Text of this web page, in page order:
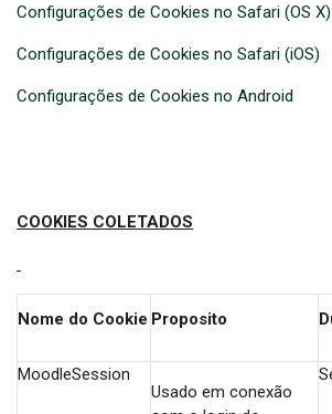
Configurações de Cookies no Safari (OS X)
Configurações de Cookies no Safari (iOS)
Configurações de Cookies no Android
COOKIES COLETADOS
Nome do Cookie Proposito
MoodleSession
Usado em conexão